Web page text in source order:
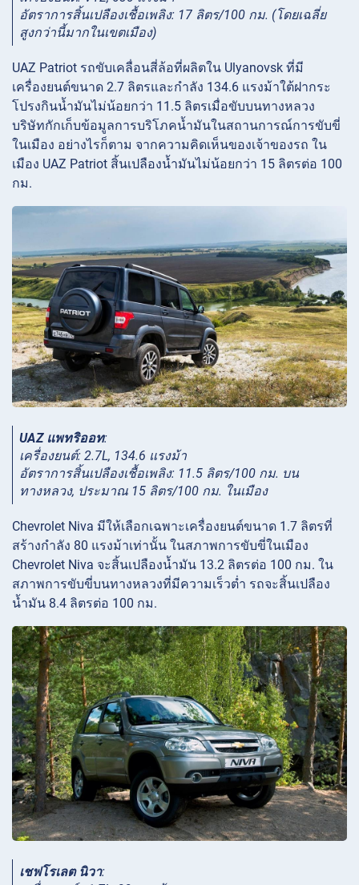
อัตราการสิ้นเปลืองเชื้อเพลิง: 17 ลิตร/100 กม. (โดยเฉลี่ย
สูงกว่านี้มากในเขตเมือง)
UAZ Patriot รถขับเคลื่อนสี่ล้อที่ผลิตใน Ulyanovsk ที่มี
เครื่องยนต์ขนาด 2.7 ลิตรและกำลัง 134.6 แรงม้าใต้ฝากระ
โปรงกินน้ำมันไม่น้อยกว่า 11.5 ลิตรเมื่อขับบนทางหลวง
บริษัทกักเก็บข้อมูลการบริโภคน้ำมันในสถานการณ์การขับขี่
ในเมือง อย่างไรก็ตาม จากความคิดเห็นของเจ้าของรถ ใน
เมือง UAZ Patriot สิ้นเปลืองน้ำมันไม่น้อยกว่า 15 ลิตรต่อ 100
กม.
UAZ แพทริออท:
เครื่องยนต์: 2.7L, 134.6 แรงม้า
อัตราการสิ้นเปลืองเชื้อเพลิง: 11.5 ลิตร/100 กม. บน
ทางหลวง, ประมาณ 15 ลิตร/100 กม. ในเมือง
Chevrolet Niva มีให้เลือกเฉพาะเครื่องยนต์ขนาด 1.7 ลิตรที่
สร้างกำลัง 80 แรงม้าเท่านั้น ในสภาพการขับขี่ในเมือง
Chevrolet Niva จะสิ้นเปลืองน้ำมัน 13.2 ลิตรต่อ 100 กม. ใน
สภาพการขับขี่บนทางหลวงที่มีความเร็วต่ำ รถจะสิ้นเปลือง
น้ำมัน 8.4 ลิตรต่อ 100 กม.
เชฟโรเลต นิวา: